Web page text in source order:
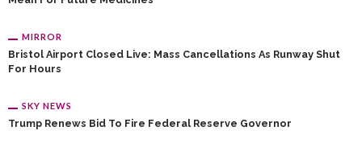
MIRROR
Bristol Airport Closed Live: Mass Cancellations As Runway Shut
For Hours
SKY NEWS
Trump Renews Bid To Fire Federal Reserve Governor